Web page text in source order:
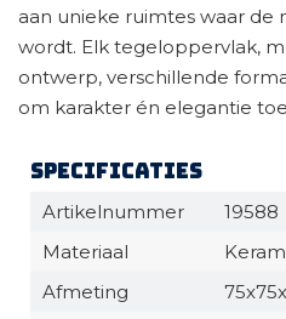
aan unieke ruimtes waar
wordt. Elk tegeloppervlak,
ontwerp, verschillende
om karakter én elegantie
Specificaties
Artikelnummer
19588
Materiaal
Afmeting